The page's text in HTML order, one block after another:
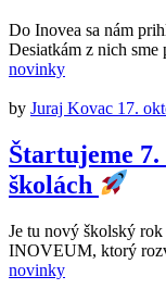
Do Inovea sa nám
Desiatkám z nich
novinky
by Juraj Kovac 17.
Štartujeme
školách
Je tu nový školský
INOVEUM, ktorý
novinky